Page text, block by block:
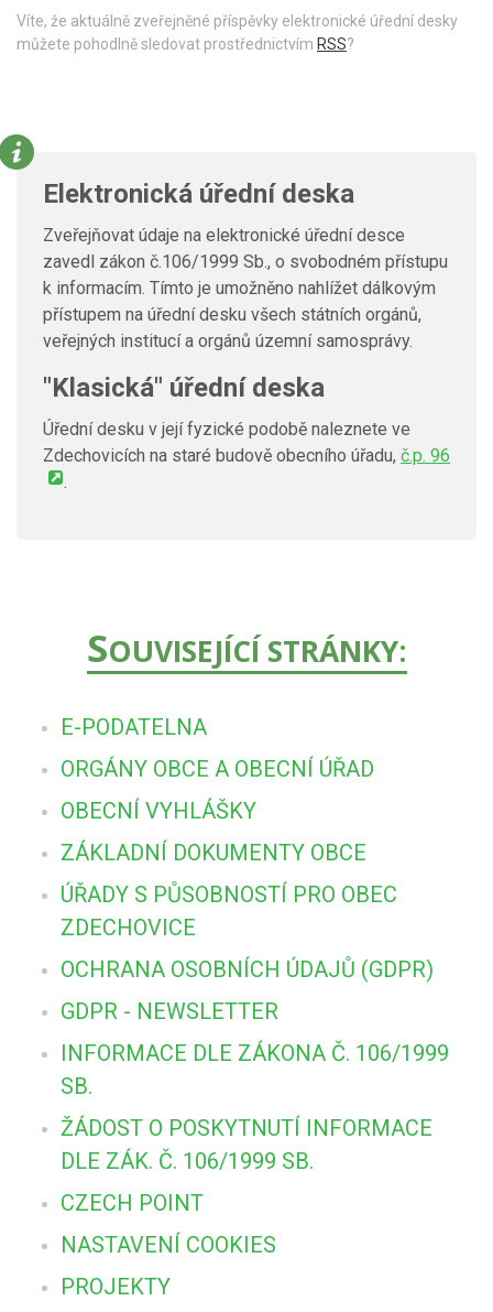
Víte, že aktuálně zveřejněné příspěvky elektronické úřední desky
můžete pohodlně sledovat prostřednictvím RSS?
Elektronická úřední deska
Zveřejňovat údaje na elektronické úřední desce
zavedl zákon č.106/1999 Sb., o svobodném přístupu
k informacím. Tímto je umožněno nahlížet dálkovým
přístupem na úřední desku všech státních orgánů,
veřejných institucí a orgánů územní samosprávy.
"Klasická" úřední deska
Úřední desku v její fyzické podobě naleznete ve
Zdechovicích na staré budově obecního úřadu, č.p. 96
.
SOUVISEJÍCÍ STRÁNKY:
E-PODATELNA
ORGÁNY OBCE A OBECNÍ ÚŘAD
OBECNÍ VYHLÁŠKY
ZÁKLADNÍ DOKUMENTY OBCE
ÚŘADY S PŮSOBNOSTÍ PRO OBEC
ZDECHOVICE
OCHRANA OSOBNÍCH ÚDAJŮ (GDPR)
GDPR - NEWSLETTER
INFORMACE DLE ZÁKONA Č. 106/1999
SB.
ŽÁDOST O POSKYTNUTÍ INFORMACE
DLE ZÁK. Č. 106/1999 SB.
CZECH POINT
NASTAVENÍ COOKIES
PROJEKTY